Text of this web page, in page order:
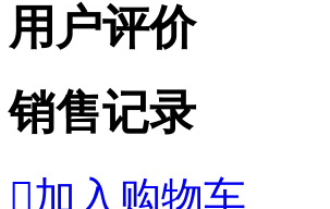
用户评价
销售记录
加入购物车